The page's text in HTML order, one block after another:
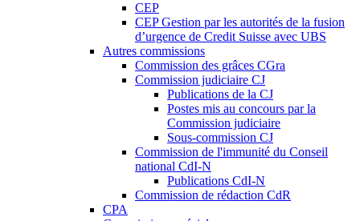
CEP
CEP Gestion par les autorités de la fusion
d’urgence de Credit Suisse avec UBS
Autres commissions
Commission des grâces CGra
Commission judiciaire CJ
Publications de la CJ
Postes mis au concours par la
Commission judiciaire
Sous-commission CJ
Commission de l'immunité du Conseil
national CdI-N
Publications CdI-N
Commission de rédaction CdR
CPA